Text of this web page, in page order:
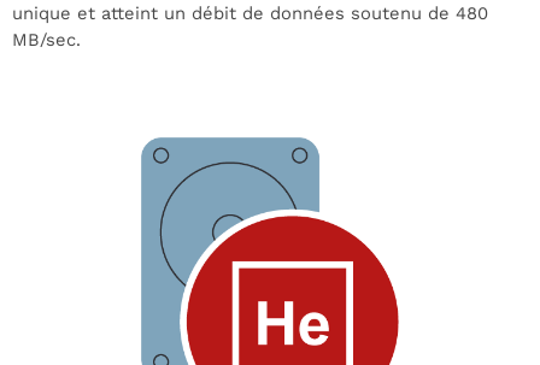
unique et atteint un débit de données soutenu de 480
MB/sec.